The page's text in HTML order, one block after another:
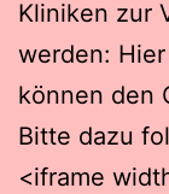
Kliniken zur
werden:
können den
Bitte dazu
<iframe